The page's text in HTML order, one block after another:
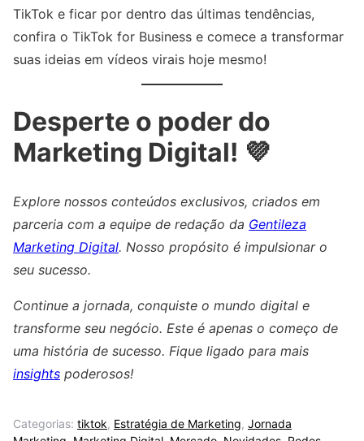
TikTok e ficar por dentro das últimas tendências,
confira o TikTok for Business e comece a transformar
suas ideias em vídeos virais hoje mesmo!
Desperte o poder do
Marketing Digital! 💜
Explore nossos conteúdos exclusivos, criados em
parceria com a equipe de redação da Gentileza
Marketing Digital. Nosso propósito é impulsionar o
seu sucesso.
Continue a jornada, conquiste o mundo digital e
transforme seu negócio. Este é apenas o começo de
uma história de sucesso. Fique ligado para mais
insights poderosos!
Categorias: tiktok, Estratégia de Marketing, Jornada